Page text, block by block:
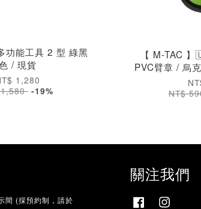
功能工具 2 型 綠黑
/ 現貨
1,280
1,580 -19%
【 M-TAC
PVC臂章 / 烏
NT$
間 (採預約制，請於
關注我們
Facebook